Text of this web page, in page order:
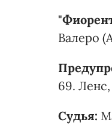
Валеро
69.
Судья: